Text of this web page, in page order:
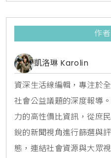
作
凱洛琳 Karolin
資深生活線編輯，專注於
社會公益議題的深度報導
力的高性價比資訊，從庶
銳的新聞視角進行篩選與
態，連結社會資源與大眾